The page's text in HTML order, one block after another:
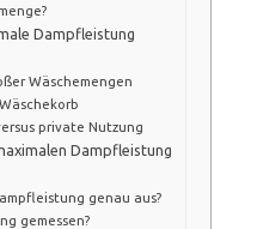
Dampfleistung
Wäschemengen
private Nutzung
Dampfleistung
genau aus?
gemessen?